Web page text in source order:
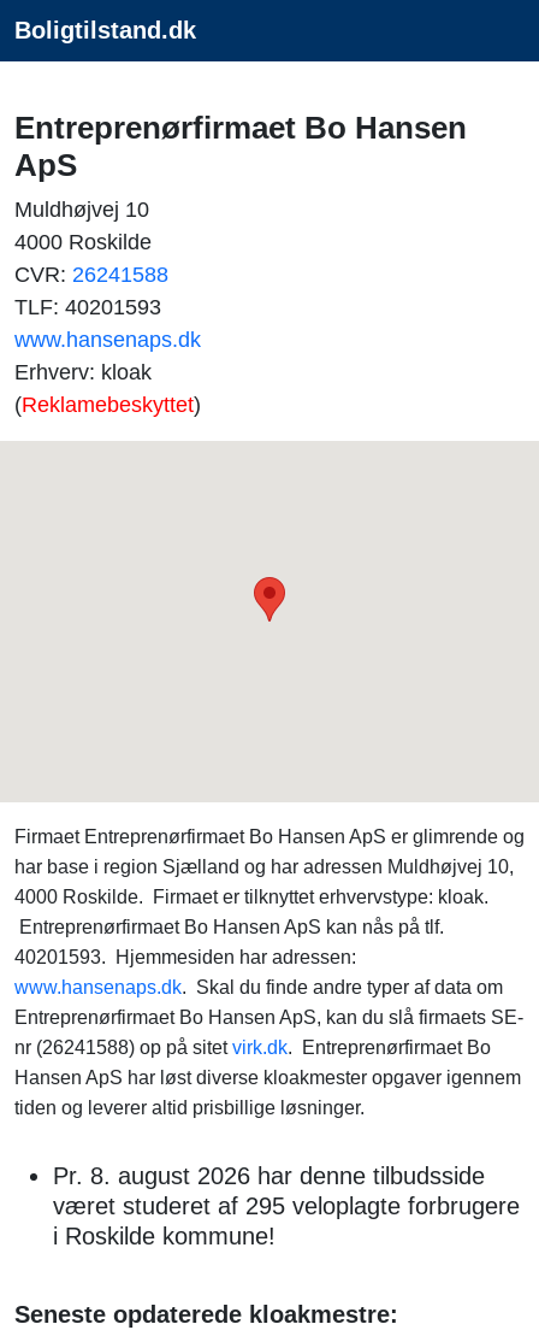
Boligtilstand.dk
Entreprenørfirmaet Bo Hansen
ApS
Muldhøjvej 10
4000 Roskilde
CVR: 26241588
TLF: 40201593
www.hansenaps.dk
Erhverv: kloak
(Reklamebeskyttet)
Firmaet Entreprenørfirmaet Bo Hansen ApS er glimrende og
har base i region Sjælland og har adressen Muldhøjvej 10,
4000 Roskilde. Firmaet er tilknyttet erhvervstype: kloak.
Entreprenørfirmaet Bo Hansen ApS kan nås på tlf.
40201593. Hjemmesiden har adressen:
www.hansenaps.dk. Skal du finde andre typer af data om
Entreprenørfirmaet Bo Hansen ApS, kan du slå firmaets SE-
nr (26241588) op på sitetvirk.dk. Entreprenørfirmaet Bo
Hansen ApS har løst diverse kloakmester opgaver igennem
tiden og leverer altid prisbillige løsninger.
Pr. 8. august 2026 har denne tilbudsside
været studeret af 295 veloplagte forbrugere
i Roskilde kommune!
Seneste opdaterede kloakmestre: